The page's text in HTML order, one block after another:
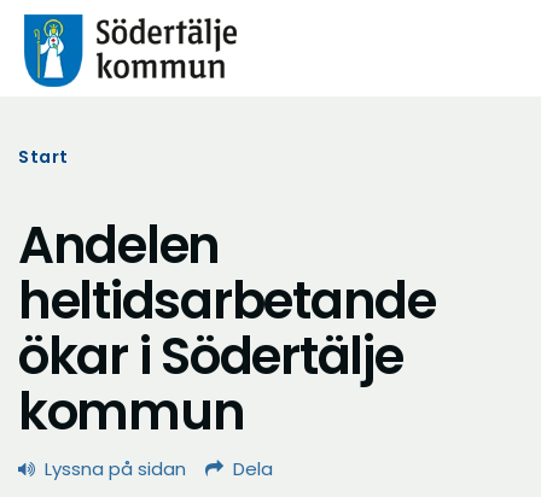
Start
Andelen
heltidsarbetande
ökar i Södertälje
kommun
Lyssna på sidan Dela